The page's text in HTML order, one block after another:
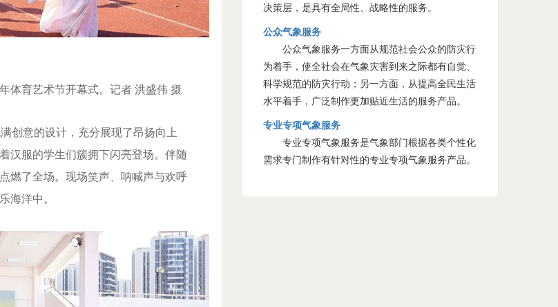
体育艺术节开幕式。记者 洪盛伟 摄
创意的设计，充分展现了昂扬向上
汉服的学生们簇拥下闪亮登场。伴随
燃了全场。现场笑声、呐喊声与欢呼
海洋中。
决策层，是具有全局性、战略性的服务。
公众气象服务
公众气象服务一方面从规范社会公众的防灾行
为着手，使全社会在气象灾害到来之际都有自觉、
科学规范的防灾行动；另一方面，从提高全民生活
水平着手，广泛制作更加贴近生活的服务产品。
专业专项气象服务
专业专项气象服务是气象部门根据各类个性化
需求专门制作有针对性的专业专项气象服务产品。